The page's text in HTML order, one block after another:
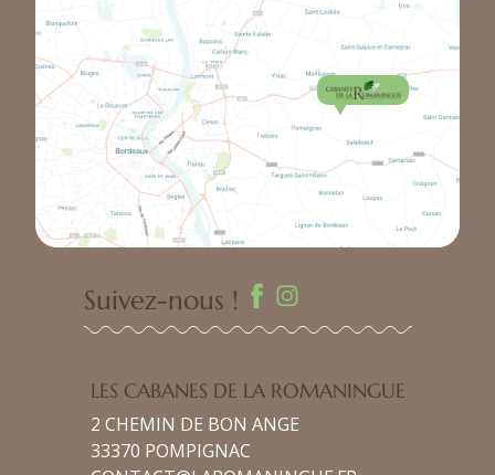
Suivez-nous !
LES CABANES DE LA ROMANINGUE
2 CHEMIN DE BON ANGE
33370 POMPIGNAC